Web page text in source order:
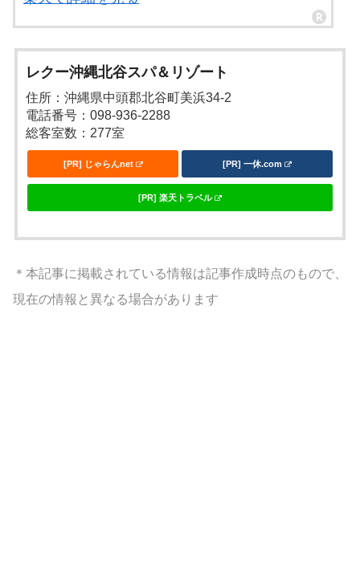
レクー沖縄北谷スパ＆リゾート
住所：沖縄県中頭郡北谷町美浜34-2
電話番号：098-936-2288
総客室数：277室
[PR] じゃらんnet [PR] 一休.com
[PR] 楽天トラベル
＊本記事に掲載されている情報は記事作成時点のもので、
現在の情報と異なる場合があります